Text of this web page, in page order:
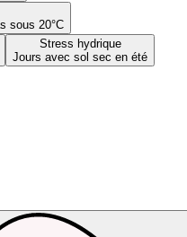
sous 20°C
Stress hydrique
Jours avec sol sec en été